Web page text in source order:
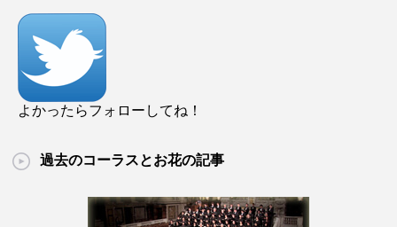
よかったらフォローしてね！
過去のコーラスとお花の記事